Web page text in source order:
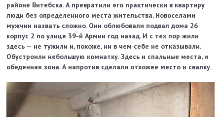
районе Витебска. А превратили его практически в квартиру
люди без определенного места жительства. Новоселами
мужчин назвать сложно. Они облюбовали подвал дома 26
корпус 2 по улице 39-й Армии год назад. И с тех пор жили
здесь — не тужили и, похоже, ни в чем себе не отказывали.
Обустроили небольшую комнатку. Здесь и спальные места, и
обеденная зона. А напротив сделали отхожее место и свалку.